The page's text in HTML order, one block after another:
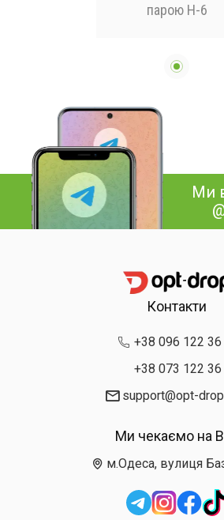
парою H-6
Ми
Контакти
+38 096 122 36
+38 073 122 36
support@opt-
Ми чекаємо на
м.Одеса, вулиця